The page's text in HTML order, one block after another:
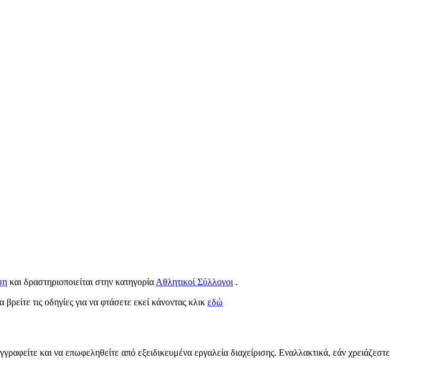
και δραστηριοποιείται στην κατηγορίαΑθλητικοί Σύλλογοι .
βρείτε τις οδηγίες για να φτάσετε εκεί κάνοντας κλικ εδώ
και να επωφεληθείτε από εξειδικευμένα εργαλεία διαχείρισης. Εναλλακτικά, εάν χρειάζεστε